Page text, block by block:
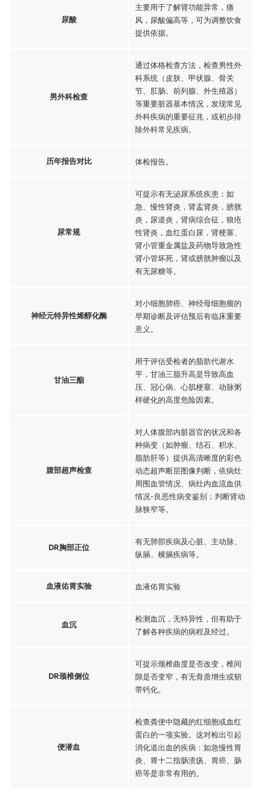
尿酸
主要用于了解肾功能异常，痛
风，尿酸偏高等，可为调整饮食
提供依据。
男外科检查
通过体格检查方法，检查男性外
科系统（皮肤、甲状腺、骨关
节、肛肠、前列腺、外生殖器）
等重要脏器基本情况，发现常见
外科疾病的重要征兆，或初步排
除外科常见疾病。
历年报告对比 体检报告。
尿常规
可提示有无泌尿系统疾患：如
急、慢性肾炎，肾盂肾炎，膀胱
炎，尿道炎，肾病综合征，狼疮
性肾炎，血红蛋白尿，肾梗塞、
肾小管重金属盐及药物导致急性
肾小管坏死，肾或膀胱肿瘤以及
有无尿糖等。
神经元特异性烯醇化酶
对小细胞肺癌、神经母细胞瘤的
早期诊断及评估预后有临床重要
意义。
甘油三酯
用于评估受检者的脂肪代谢水
平，甘油三脂升高是导致高血
压、冠心病、心肌梗塞、动脉粥
样硬化的高度危险因素。
腹部超声检查
对人体腹部内脏器官的状况和各
种病变（如肿瘤、结石、积水、
脂肪肝等）提供高清晰度的彩色
动态超声断层图像判断，依病灶
周围血管情况、病灶内血流血供
情况-良恶性病变鉴别；判断肾动
脉狭窄等。
DR胸部正位
有无肺部疾病及心脏、主动脉、
纵膈、横膈疾病等。
血液佑胃实验 血液佑胃实验
血沉
检测血沉，无特异性，但有助于
了解各种疾病的病程及经过。
DR颈椎侧位
可提示颈椎曲度是否改变，椎间
隙是否变窄，有无骨质增生或韧
带钙化。
便潜血
检查粪便中隐藏的红细胞或血红
蛋白的一项实验。这对检出引起
消化道出血的疾病：如急慢性胃
炎、胃十二指肠溃疡、胃癌、肠
癌等是非常有用的。